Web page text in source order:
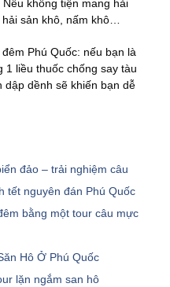
không tiện mang hải
sản khô, nấm khô…
Phú Quốc: nếu bạn là
1 liều thuốc chống say tàu
dềnh sẽ khiến bạn dễ
đảo – trải nghiệm câu
tết nguyên đán Phú Quốc
bằng một tour câu mực
Hô Ở Phú Quốc
lặn ngắm san hô